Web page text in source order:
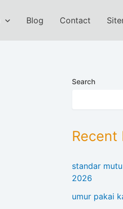
Blog Contact
Search
Recent
standar
2026
umur pakai